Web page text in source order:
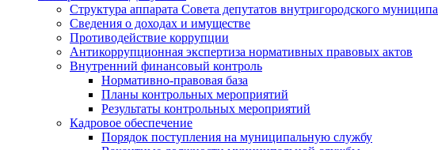
Структура аппарата Совета депутатов внутригородского
Сведения о доходах и имуществе
Противодействие коррупции
Антикоррупционная экспертиза нормативных правовых актов
Внутренний финансовый контроль
Нормативно-правовая база
Планы контрольных мероприятий
Результаты контрольных мероприятий
Кадровое обеспечение
Порядок поступления на муниципальную службу